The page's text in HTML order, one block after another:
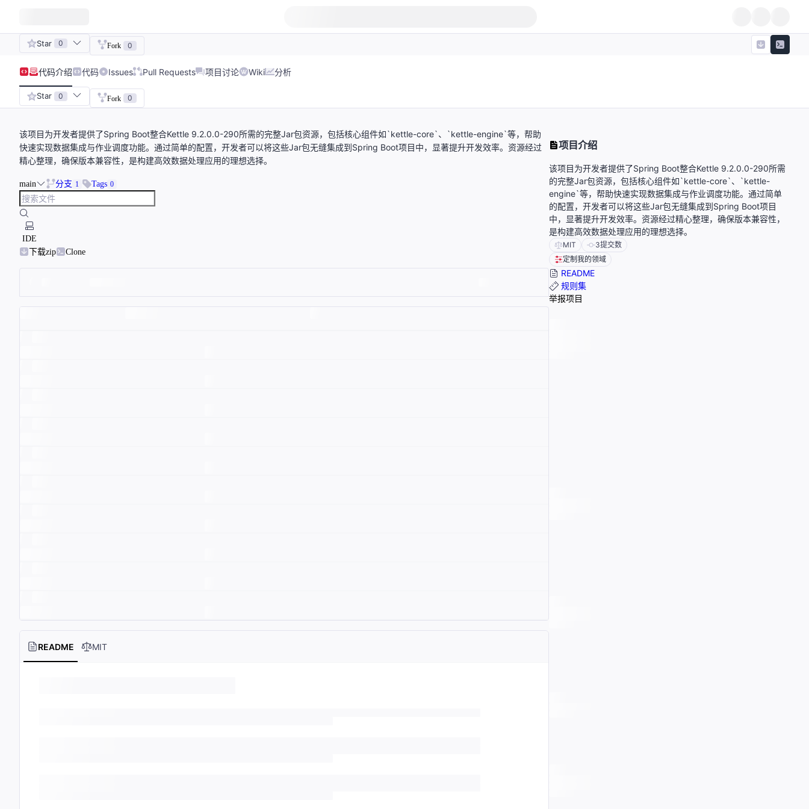
Star 0 Fork 0
代码介绍 代码 Issues Pull Requests 项目讨论 Wiki 分析
Star 0 Fork 0
该项目为开发者提供了Spring Boot整合Kettle 9.2.0.0-290所需的完整Jar包资源，包括核心组件如`kettle-core`、`kettle-engine`等，帮助
快速实现数据集成与作业调度功能。通过简单的配置，开发者可以将这些Jar包无缝集成到Spring Boot项目中，显著提升开发效率。资源经过
精心整理，确保版本兼容性，是构建高效数据处理应用的理想选择。
main 分支 1 Tags 0
IDE
下载zip
Clone
README MIT
项目介绍
该项目为开发者提供了Spring Boot整合Kettle 9.2.0.0-290所需
的完整Jar包资源，包括核心组件如`kettle-core`、`kettle-
engine`等，帮助快速实现数据集成与作业调度功能。通过简单
的配置，开发者可以将这些Jar包无缝集成到Spring Boot项目
中，显著提升开发效率。资源经过精心整理，确保版本兼容性，
是构建高效数据处理应用的理想选择。
MIT 3提交数
定制我的领域
README
规则集
举报项目